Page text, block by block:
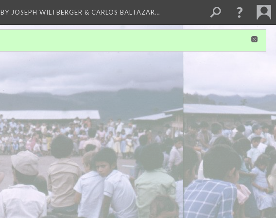
BY JOSEPH WILTBERGER & CARLOS BALTAZAR…